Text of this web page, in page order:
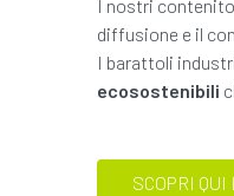
I nostri
diffusione e il
I barattoli
ecosostenibili
SCOPRI